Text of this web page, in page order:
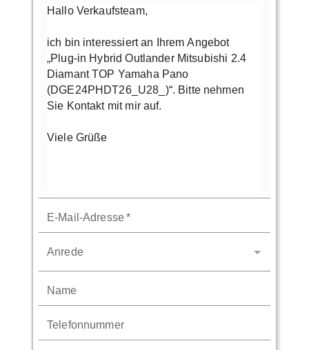
E-Mail-Adresse*
Anrede
Name
Telefonnummer